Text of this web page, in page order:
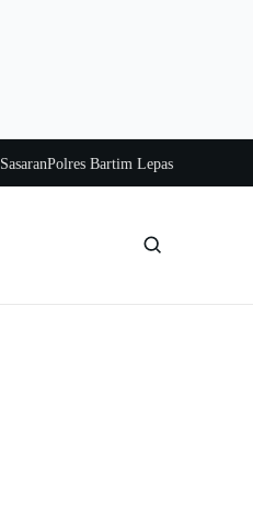
Polres Bartim Lepas Bakti Sosial untuk